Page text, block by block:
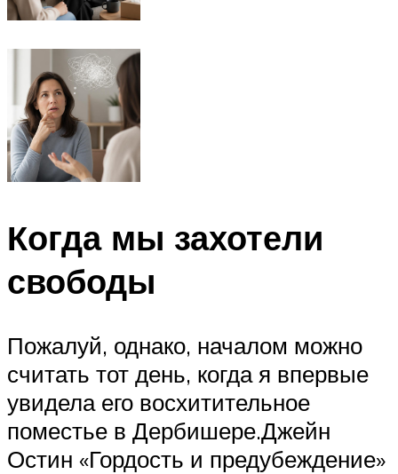
Когда мы захотели
свободы
Пожалуй, однако, началом можно
считать тот день, когда я впервые
увидела его восхитительное
поместье в Дербишере.Джейн
Остин «Гордость и предубеждение»